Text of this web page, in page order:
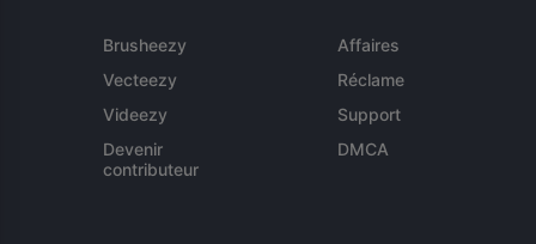
Brusheezy
Vecteezy
Videezy
Devenir
contributeur
Affaires
Réclame
Support
DMCA